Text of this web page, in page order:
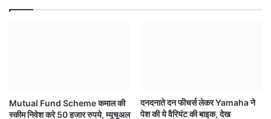
Mutual Fund Scheme कमाल की
स्कीम निवेश करे 50 हजार रुपये, म्यूचूअल
दनदनाते दन फीचर्स लेकर Yamaha ने
पेश की ये वैरियंट की बाइक, देख